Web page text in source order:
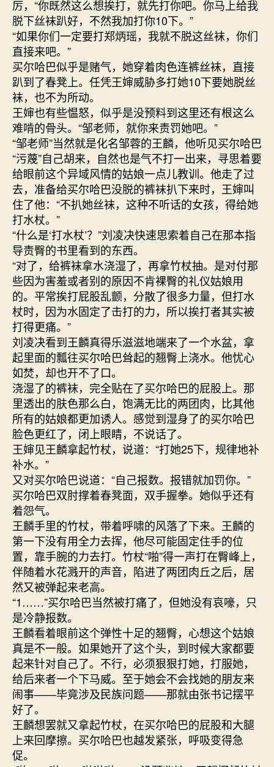
厉，“你既然这么想挨打，就先打你吧。你马上给我
脱下丝袜趴好，不然我加打你10下。”
“如果你们一定要打郑炳瑶，我就不脱这丝袜，你们
直接来吧。”
买尔哈巴似乎是赌气，她穿着肉色连裤丝袜，直接
趴到了春凳上。任凭王婶威胁多打她10下要她脱丝
袜，也不为所动。
王婶也有些愠怒，似乎是没预料到这里还有根这么
难啃的骨头。“邹老师，就你来责罚她吧。”
“邹老师”当然就是化名邹蓉的王麟，他听见买尔哈巴
“污蔑”自己胡来，自然也是气不打一出来，寻思着要
给眼前这个异域风情的姑娘一点儿教训。他走了过
去，准备给买尔哈巴没脱的裤袜扒下来时，王婶叫
住了他：“不扒她丝袜，这种不听话的女孩，得给她
打水杖。”
“什么是‘打水杖’？”刘凌决快速思索着自己在那本指
导责臀的书里看到的东西。
“对了，给裤袜拿水浇湿了，再拿竹杖抽。是对付那
些因为害羞或者别的原因不肯裸臀的礼仪姑娘用
的。平常挨打屁股乱颤，分散了很多力量，但打水
杖时，因为水固定了击打的力，所以挨打者其实被
打得更痛。”
刘凌决看到王麟真得乐滋滋地端来了一个水盆，拿
起里面的瓢往买尔哈巴耸起的翘臀上浇水。他忧心
如焚，却也开不了口。
浇湿了的裤袜，完全贴在了买尔哈巴的屁股上。那
里透出的肤色那么白，饱满无比的两团肉，比其他
所有的姑娘都更加诱人。感觉到湿身了的买尔哈巴
脸色更红了，闭上眼睛，不说话了。
王婶见王麟拿起竹杖，说道：“打她25下，规律地补
补水。”
又对买尔哈巴说道：“自己报数。报错就加罚你。”
买尔哈巴双肘撑着春凳面，双手握拳。她似乎还有
着怨气。
王麟手里的竹杖，带着呼啸的风落了下来。王麟的
第一下没有用全力去挥，他尽可能固定住手的位
置，靠手腕的力去打。竹杖“啪”得一声打在臀峰上，
伴随着水花溅开的声音，陷进了两团肉丘之后，居
然又被弹起来老高。
“1……”买尔哈巴当然被打痛了，但她没有哀嚎，只
是冷静报数。
王麟看着眼前这个弹性十足的翘臀，心想这个姑娘
真是不一般。如果她开了这个头，到时候大家都要
起来针对自己了。不行，必须狠狠打她，打服她，
给后来者一个下马威。至于她会不会找她的朋友来
闹事——毕竟涉及民族问题——那就由张书记摆平
好了。
王麟想罢就又拿起竹杖，在买尔哈巴的屁股和大腿
上来回摩擦。买尔哈巴也越发紧张，呼吸变得急
促。